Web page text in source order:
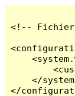
<!-- Fichier
</
</